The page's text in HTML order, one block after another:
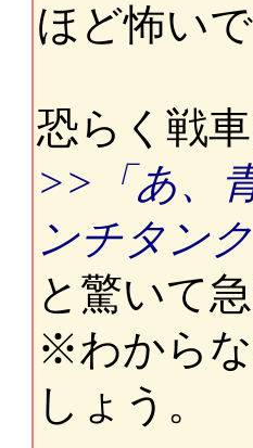
ほど怖い
恐らく戦
>>「あ、
ンチタン
と驚いて
※わから
しょう。